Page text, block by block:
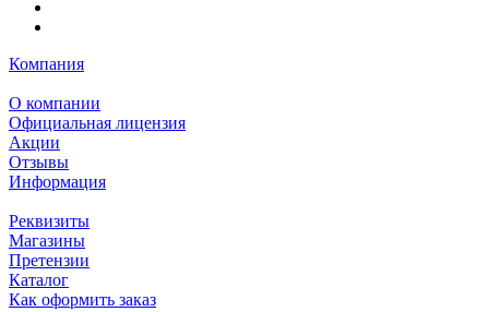
Компания
О компании
Официальная лицензия
Акции
Отзывы
Информация
Реквизиты
Магазины
Претензии
Каталог
Как оформить заказ